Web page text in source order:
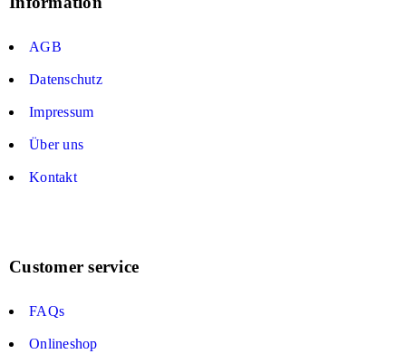
AGB
Datenschutz
Impressum
Über uns
Kontakt
Customer service
FAQs
Onlineshop